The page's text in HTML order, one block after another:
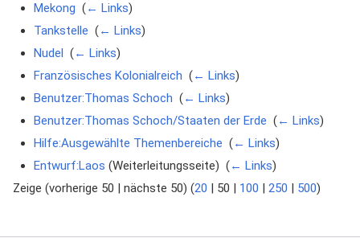
Mekong (← Links)
Tankstelle (← Links)
Nudel (← Links)
Französisches Kolonialreich (← Links)
Benutzer:Thomas Schoch (← Links)
Benutzer:Thomas Schoch/Staaten der Erde (← Links)
Hilfe:Ausgewählte Themenbereiche (← Links)
Entwurf:Laos (Weiterleitungsseite) ‎ (← Links)
Zeige (vorherige 50 | nächste 50) (20 | 50 | 100 | 250 | 500)